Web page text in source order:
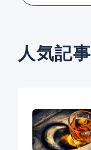
人気記事